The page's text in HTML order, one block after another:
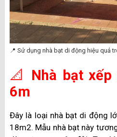
📍 Sử dụng nhà bạt di động hiệu quả
📐 Nhà bạt
6m
Đây là loại nhà bạt di động
18m2. Mẫu nhà bạt này